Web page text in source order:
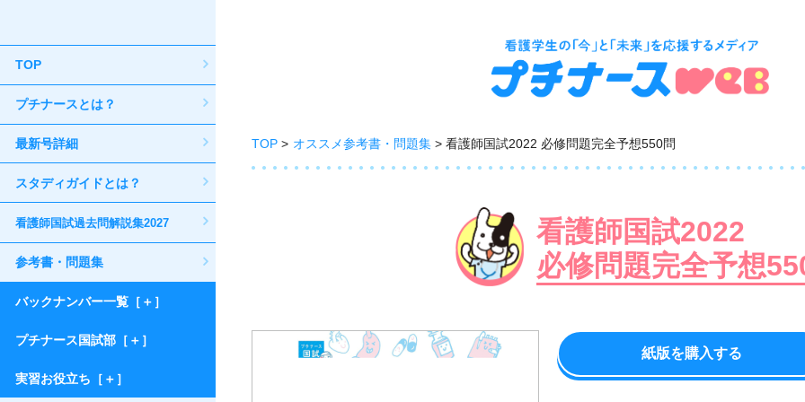
TOP
プチナースとは？
最新号詳細
スタディガイドとは？
看護師国試過去問解説集2027
参考書・問題集
バックナンバー一覧［＋］
プチナース国試部［＋］
実習お役立ち［＋］
TOP オススメ参考書・問題集 看護師国試2022 必修問題完全予想550問
看護師国試2022
必修問題完全予想
紙版を購入する